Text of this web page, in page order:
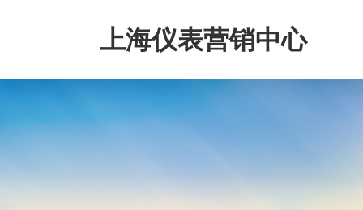
上海仪表营销中心